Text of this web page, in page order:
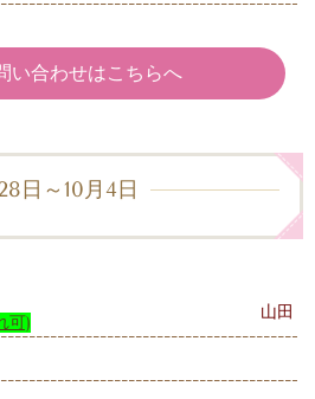
い合わせはこちらへ
日～10月4日
可)
山田